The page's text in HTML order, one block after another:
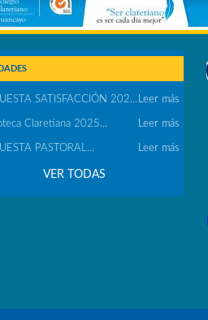
SATISFACCIÓN 202... Leer más
Claretiana 2025... Leer más
PASTORAL... Leer más
VER TODAS